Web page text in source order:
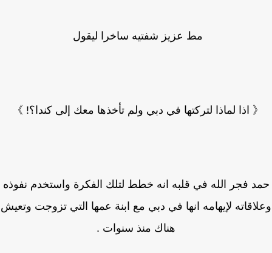
مط عزيز شفتيه ساخرا ليقول
اذا لماذا لتركتها في دبي ولم تأخذها معك إلى كندا؟! 》
فجر الله في قلبه انه خطط لتلك الفكرة واستخدم نفوذه
لإيهامه انها في دبي مع ابنة عمها التي تزوجت وتعيش
هناك منذ سنوات .